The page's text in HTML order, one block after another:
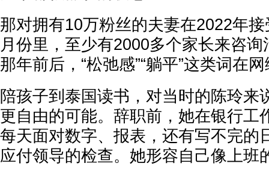
那对拥有10万粉丝的夫妻在2022年
月份里，至少有2000多个家长来咨
那年前后，“松弛感”“躺平”这类词在
陪孩子到泰国读书，对当时的陈玲来
更自由的可能。辞职前，她在银行工
每天面对数字、报表，还有写不完的
应付领导的检查。她形容自己像上班